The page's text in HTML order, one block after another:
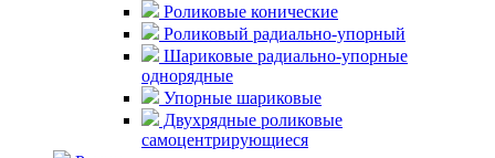
Роликовые конические
Роликовый радиально-упорный
Шариковые радиально-упорные
однорядные
Упорные шариковые
Двухрядные роликовые
самоцентрирующиеся